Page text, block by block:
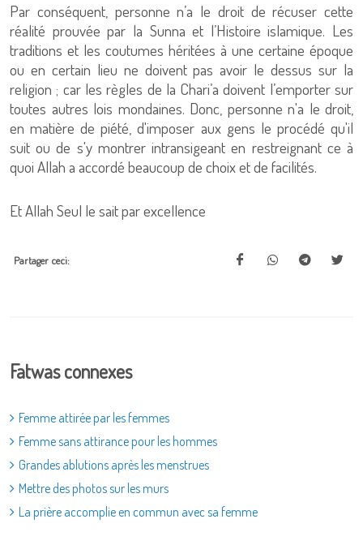
Par conséquent, personne n’a le droit de récuser cette
réalité prouvée par la Sunna et l’Histoire islamique. Les
traditions et les coutumes héritées à une certaine époque
ou en certain lieu ne doivent pas avoir le dessus sur la
religion ; car les règles de la Chari’a doivent l’emporter sur
toutes autres lois mondaines. Donc, personne n'a le droit,
en matière de piété, d'imposer aux gens le procédé qu'il
suit ou de s'y montrer intransigeant en restreignant ce à
quoi Allah a accordé beaucoup de choix et de facilités.
Et Allah Seul le sait par excellence
Partager ceci:
Fatwas connexes
Femme attirée par les femmes
Femme sans attirance pour les hommes
Grandes ablutions après les menstrues
Mettre des photos sur les murs
La prière accomplie en commun avec sa femme